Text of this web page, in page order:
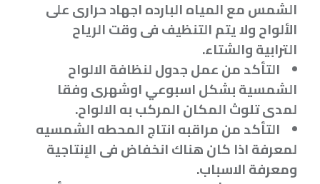
الشمس مع المياه البارده اجهاد حرارى على
الألواح ولا يتم التنظيف فى وقت الرياح
الترابية والشتاء.
التأكد من عمل جدول لنظافة الالواح
الشمسية بشكل اسبوعي اوشهرى وفقا
لمدى تلوث المكان المركب به الالواح.
التأكد من مراقبه انتاج المحطه الشمسيه
لمعرفة اذا كان هناك انخفاض فى الإنتاجية
ومعرفة الاسباب.